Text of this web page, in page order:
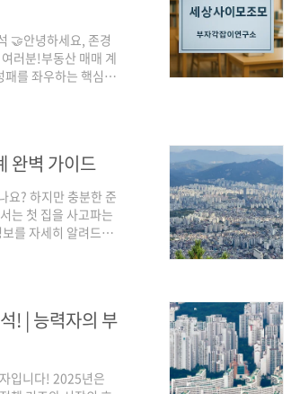
🤝안녕하세요, 존경
러분!부동산 매매 계
를 좌우하는 핵심
큰 혼란과 **법적 책
완벽 가이드
요? 하지만 충분한 준
는 첫 집을 사고파는
를 자세히 알려드릴
수 있죠. 철저한 준
! | 능력자의 부
입니다! 2025년은